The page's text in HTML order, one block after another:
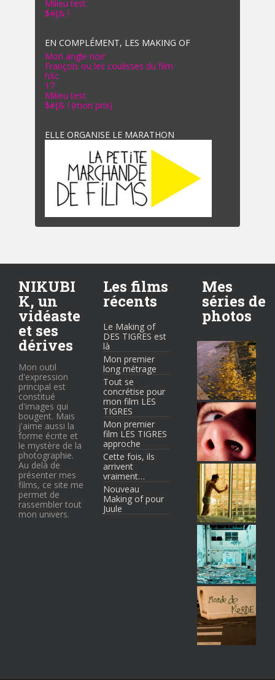
Milieu test
$#{& !
EN COMPLÉMENT, LES MAKING OF
Mon angle noir
François ou les coulisses du film
hXc
17
Milieu test
$#{& ! (mon prix)
ELLE ORGANISE LE MARATHON
NIKUBI
K, un
vidéaste
et ses
dérives
Mon outil
d'expression
principal est
constitué
d'images qui
bougent. Mais
j'aime aussi la
forme écrite et
le mystère de la
photographie.
Au delà de
présenter mes
films, ce site me
permet de
rassembler tout
mon univers.
Les films
récents
Le Making of
DES TIGRES est
là
Mon premier
long métrage
Tout se
concrétise pour
mon film LES
TIGRES
Mon premier
film LES TIGRES
approche
Cette fois, ils
arrivent
vraiment…
Nouveau
Making of pour
Juule
Mes
séries de
photos